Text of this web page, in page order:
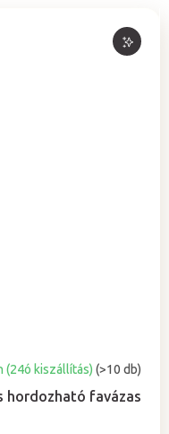
hordozható favázas
(24ó kiszállítás)(>10 db)